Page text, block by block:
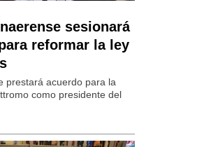
sesionará
reformar la ley
prestará acuerdo para la
como presidente del